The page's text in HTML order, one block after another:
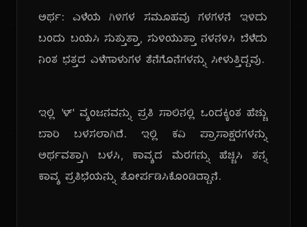
ಅರ್ಥ: ಎಳೆಯ ಗಿಳಿಗಳ ಸಮೂಹವು ಗಳಗಳನೆ ಇಳಿದು
ಬಂದು ಬಯಸಿ ಸುತ್ತುತ್ತಾ, ಸುಳಿಯುತ್ತಾ ನಳನಳಿಸಿ ಬೆಳೆದು
ನಿಂತ ಭತ್ತದ ಎಳೆಗಾಳುಗಳ ತೆನೆಗೊನೆಗಳನ್ನು ಸೀಳುತ್ತಿದ್ದವು.
ಇಲ್ಲಿ 'ಳ್' ವ್ಯಂಜನವನ್ನು ಪ್ರತಿ ಸಾಲಿನಲ್ಲಿ ಒಂದಕ್ಕಿಂತ ಹೆಚ್ಚು
ಬಾರಿ ಬಳಸಲಾಗಿದೆ. ಇಲ್ಲಿ ಕವಿ ಪ್ರಾಸಾಕ್ಷರಗಳನ್ನು
ಅರ್ಥವತ್ತಾಗಿ ಬಳಸಿ, ಕಾವ್ಯದ ಮೆರಗನ್ನು ಹೆಚ್ಚಿಸಿ ತನ್ನ
ಕಾವ್ಯ ಪ್ರತಿಭೆಯನ್ನು ತೋರ್ಪಡಿಸಿಕೊಂಡಿದ್ದಾನೆ.